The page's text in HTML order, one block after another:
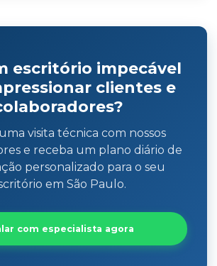
escritório impecável
clientes e
visita técnica com nossos
e receba um plano diário de
personalizado para o seu
em São Paulo.
com especialista agora